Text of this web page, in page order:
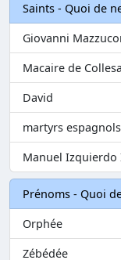
Saints - Quoi de
Giovanni
Macaire de
David
martyrs
Manuel
Prénoms - Quoi
Orphée
Zébédée